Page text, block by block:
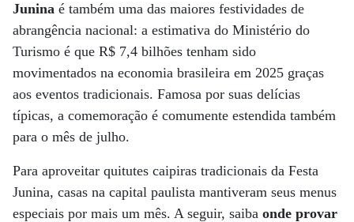
Junina é também uma das maiores festividades de
abrangência nacional: a estimativa do Ministério do
Turismo é que R$ 7,4 bilhões tenham sido
movimentados na economia brasileira em 2025 graças
aos eventos tradicionais. Famosa por suas delícias
típicas, a comemoração é comumente estendida também
para o mês de julho.
Para aproveitar quitutes caipiras tradicionais da Festa
Junina, casas na capital paulista mantiveram seus menus
especiais por mais um mês. A seguir, saiba onde provar